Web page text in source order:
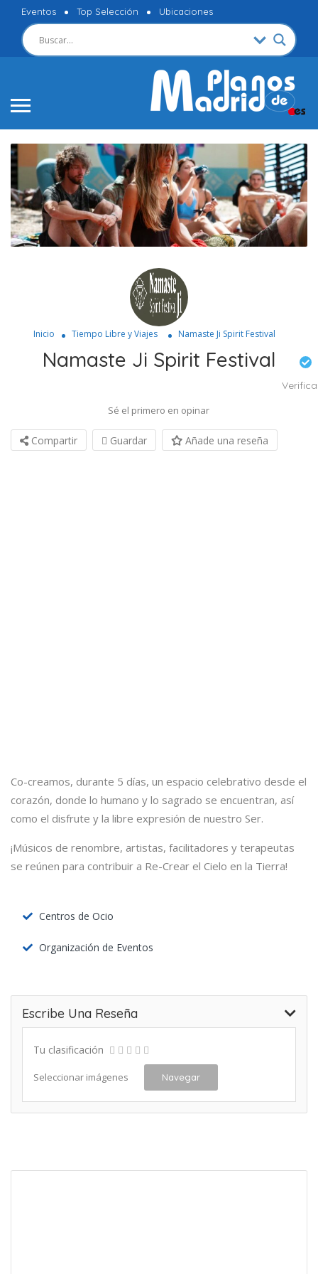
Eventos Top Selección Ubicaciones
Inicio Tiempo Libre y Viajes Namaste Ji Spirit Festival
Namaste Ji Spirit Festival
Sé el primero en opinar
Compartir Guardar Añade una reseña
Co-creamos, durante 5 días, un espacio celebrativo desde el
corazón, donde lo humano y lo sagrado se encuentran, así
como el disfrute y la libre expresión de nuestro Ser.
¡Músicos de renombre, artistas, facilitadores y terapeutas
se reúnen para contribuir a Re-Crear el Cielo en la Tierra!
Centros de Ocio
Organización de Eventos
Escribe Una Reseña
Tu clasificación
Seleccionar imágenes Navegar